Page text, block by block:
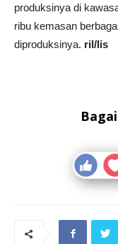
produksinya di
ribu kemasan
diproduksinya. ril/lis